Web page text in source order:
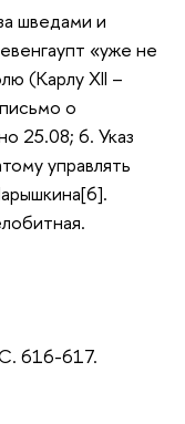
шведами и
«уже не
(Карлу XII –
о
25.08; 6. Указ
управлять
616-617.